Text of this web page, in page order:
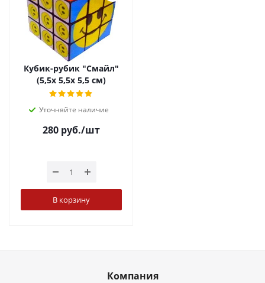
Кубик-рубик "Смайл"
(5,5х 5,5х 5,5 см)
Уточняйте наличие
280 руб./шт
В корзину
Компания